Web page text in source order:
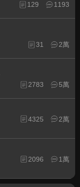
129 1193
31 2萬
2783 5萬
4325 2萬
2096 1萬